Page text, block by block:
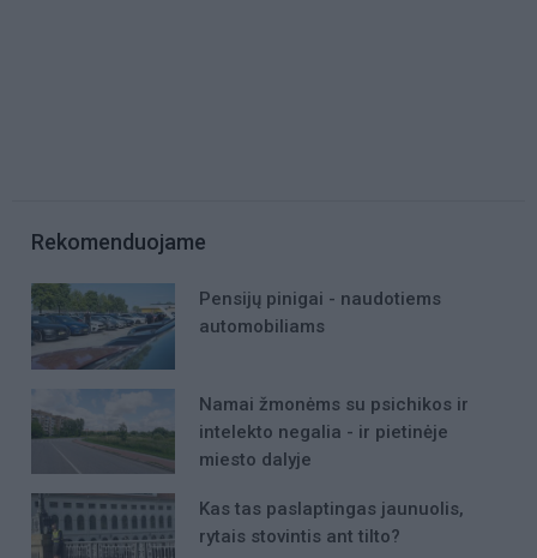
Rekomenduojame
Pensijų pinigai - naudotiems
automobiliams
Namai žmonėms su psichikos ir
intelekto negalia - ir pietinėje
miesto dalyje
Kas tas paslaptingas jaunuolis,
rytais stovintis ant tilto?